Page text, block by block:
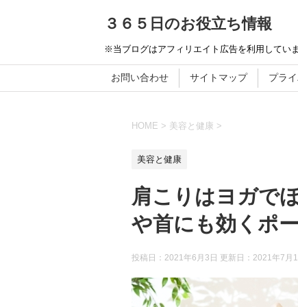
３６５日のお役立ち情報
※当ブログはアフィリエイト広告を利用してい
お問い合わせ サイトマップ プラ
HOME > 美容と健康 >
美容と健康
肩こりはヨガで
や首にも効くポ
投稿日：2021年6月3日 更新日： 2021年7月